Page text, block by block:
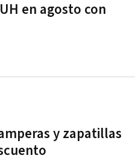
en agosto con
y zapatillas